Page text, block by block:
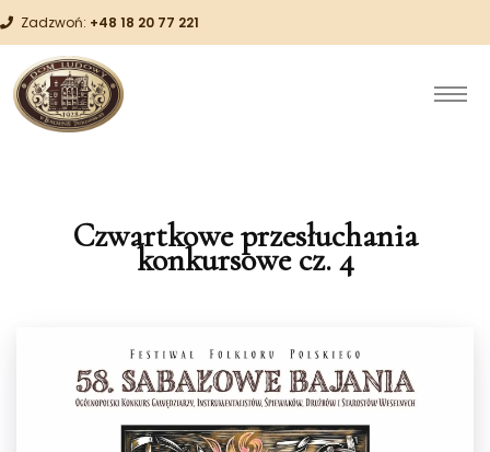
Zadzwoń: +48 18 20 77 221
Czwartkowe przesłuchania
konkursowe cz. 4